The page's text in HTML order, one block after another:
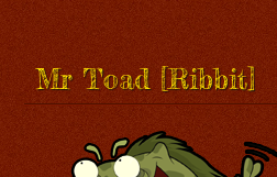
Mr Toad [Ribbit]